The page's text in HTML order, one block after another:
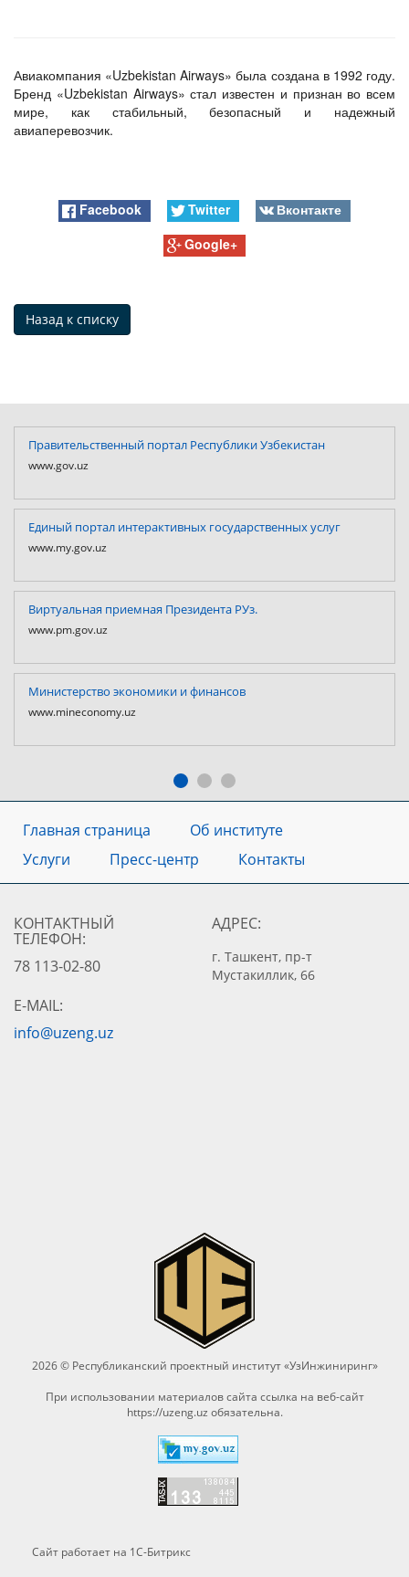
Авиакомпания «Uzbekistan Airways» была создана в 1992 году.
Бренд «Uzbekistan Airways» стал известен и признан во всем
мире, как стабильный, безопасный и надежный
авиаперевозчик.
Facebook Twitter
Вконтакте
Google+
Назад к списку
Правительственный портал Республики Узбекистан
www.gov.uz
Единый портал интерактивных государственных услуг
www.my.gov.uz
Виртуальная приемная Президента РУз.
www.pm.gov.uz
Министерство экономики и финансов
www.mineconomy.uz
Главная страница
Об институте
Услуги
Пресс-центр Контакты
КОНТАКТНЫЙ
ТЕЛЕФОН:
78 113-02-80
АДРЕС:
г. Ташкент, пр-т
Мустакиллик, 66
E-MAIL:
info@uzeng.uz
2026 © Республиканский проектный институт «УзИнжиниринг»
При использовании материалов сайта ссылка на веб-сайт
https://uzeng.uz обязательна.
Сайт работает на 1C-Битрикс